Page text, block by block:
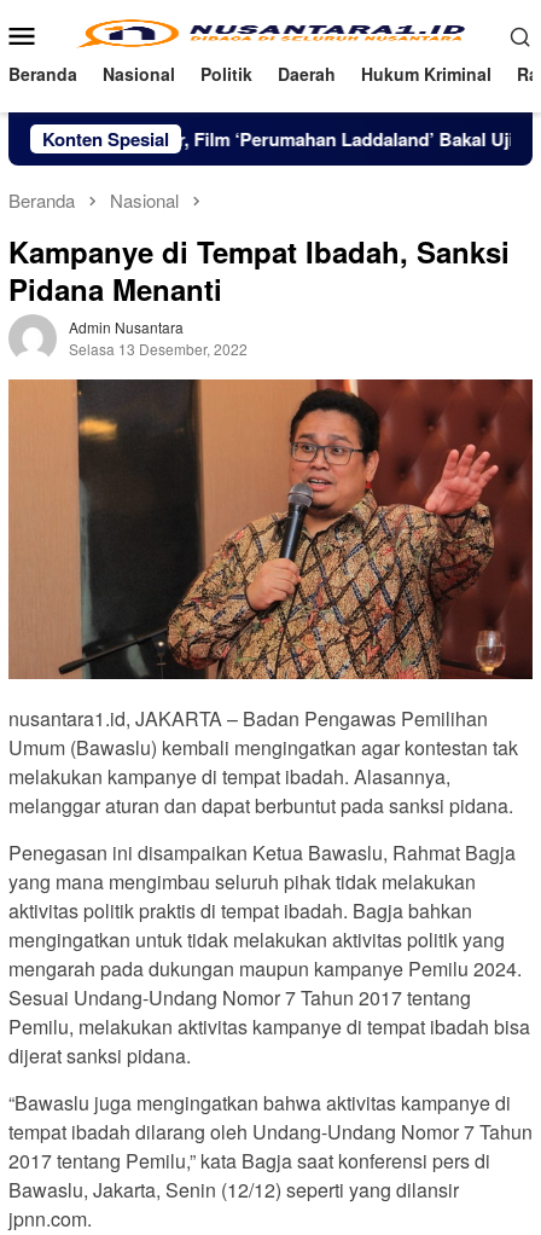
ke
konten
Menu
Mobile
Beranda Nasional Politik Daerah Hukum Kriminal
Konten Spesial
Horor, Film ‘Perumahan Laddaland’ Bakal Uji Mental
Beranda Nasional
Kampanye di Tempat Ibadah, Sanksi
Pidana Menanti
Admin Nusantara
Selasa 13 Desember, 2022
nusantara1.id, JAKARTA – Badan Pengawas Pemilihan
Umum (Bawaslu) kembali mengingatkan agar kontestan tak
melakukan kampanye di tempat ibadah. Alasannya,
melanggar aturan dan dapat berbuntut pada sanksi pidana.
Penegasan ini disampaikan Ketua Bawaslu, Rahmat Bagja
yang mana mengimbau seluruh pihak tidak melakukan
aktivitas politik praktis di tempat ibadah. Bagja bahkan
mengingatkan untuk tidak melakukan aktivitas politik yang
mengarah pada dukungan maupun kampanye Pemilu 2024.
Sesuai Undang-Undang Nomor 7 Tahun 2017 tentang
Pemilu, melakukan aktivitas kampanye di tempat ibadah bisa
dijerat sanksi pidana.
“Bawaslu juga mengingatkan bahwa aktivitas kampanye di
tempat ibadah dilarang oleh Undang-Undang Nomor 7 Tahun
2017 tentang Pemilu,” kata Bagja saat konferensi pers di
Bawaslu, Jakarta, Senin (12/12) seperti yang dilansir
jpnn.com.